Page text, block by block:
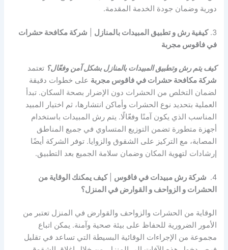
دورية وضمان جودة الخدمة المقدمة.
3. كيفية رش و تطبيق المبيدات بالمنازل
شركة مكافحة حشرات
في فاقوس مجربة
كيف يتم رش وتطبيق المبيدات بالمنازل بشكل آمن وفعّال؟ تعتمد
شركة مكافحة حشرات في فاقوس مجربة على خطوات دقيقة
لضمان التخلص من الحشرات دون الإضرار بصحة السكان. تبدأ
العملية بتحديد نوع الحشرات وأماكن انتشارها، ثم اختيار المبيد
المناسب الذي يكون آمنًا وفعّالًا. يتم رش المبيدات باستخدام
أجهزة متطورة تضمن التوزيع المتساوي في جميع المناطق
المصابة، مع التركيز على الشقوق والزوايا. توفر الشركة أيضًا
إرشادات لتهوية المكان وضمان سلامة الجميع بعد التطبيق.
4. شركة رش مبيدات في فاقوس |كيف يمكنك الوقاية من
الحشرات و الزواحف و القوارض في المنزل؟
الوقاية من الحشرات والزواحف والقوارض في المنزل تعتبر من
الأمور الضرورية للحفاظ على بيئة صحية وآمنة. يمكن اتباع
مجموعة من الإجراءات الوقائية البسيطة التي تساعد في تقليل